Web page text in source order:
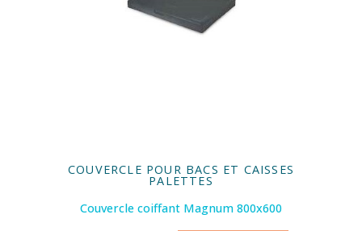
COUVERCLE POUR BACS ET CAISSES
PALETTES
Couvercle coiffant Magnum 800x600